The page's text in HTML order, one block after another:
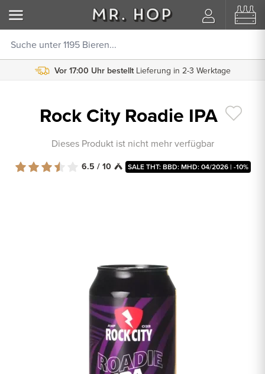
Vor 17:00 Uhr bestellt Lieferung in 2-3 Werktage
Rock City Roadie IPA
Dieses Produkt ist nicht mehr verfügbar
6.5 / 10 SALE THT: BBD: MHD: 04/2026 | -10%